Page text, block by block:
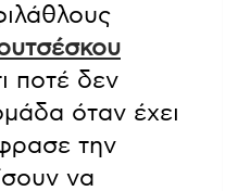
ποτέ δεν
όταν έχει
την
να